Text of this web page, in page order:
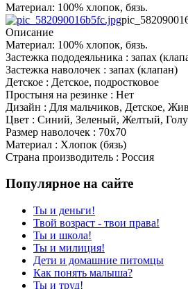
Материал: 100% хлопок, бязь.
Описание
Материал: 100% хлопок, бязь.
Застежка пододеяльника : запах
Застежка наволочек : запах (клапан)
Детское : Детское, подростковое
Простыня на резинке : Нет
Дизайн : Для мальчиков, Детское,
Цвет : Синий, Зеленый, Желтый,
Размер наволочек : 70x70
Материал : Хлопок (бязь)
Страна производитель : Россия
Популярное на сайте
Ты и деньги!
Твой возраст - твои права!
Ты и школа!
Ты и милиция!
Дети и домашние питомцы
Как понять малыша?
Ты и труд!